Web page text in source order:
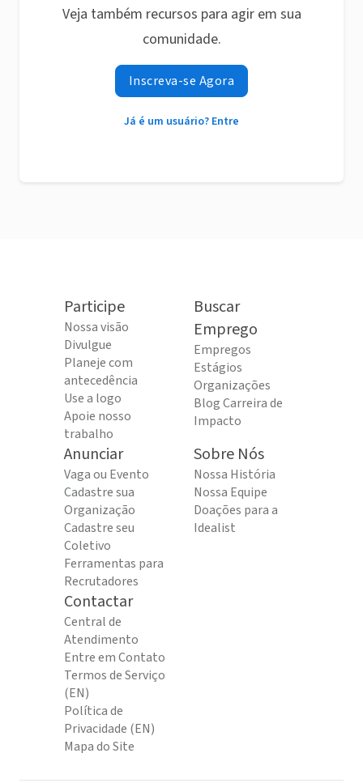
Veja também recursos para agir em sua
comunidade.
Inscreva-se Agora
Já é um usuário? Entre
Participe
Nossa visão
Divulgue
Planeje com
antecedência
Use a logo
Apoie nosso
trabalho
Buscar
Emprego
Empregos
Estágios
Organizações
Blog Carreira de
Impacto
Anunciar
Vaga ou Evento
Cadastre sua
Organização
Cadastre seu
Coletivo
Ferramentas para
Recrutadores
Sobre Nós
Nossa História
Nossa Equipe
Doações para a
Idealist
Contactar
Central de
Atendimento
Entre em Contato
Termos de Serviço
(EN)
Política de
Privacidade (EN)
Mapa do Site